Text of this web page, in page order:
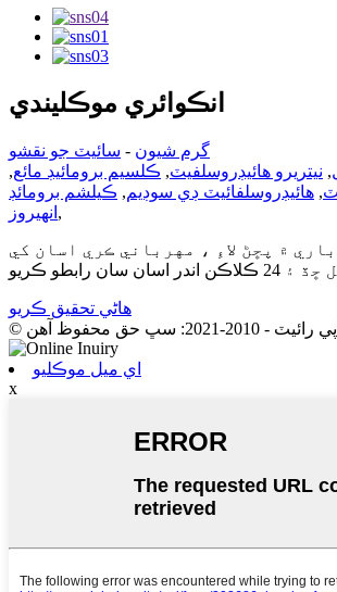
انڪوائري موڪليندي
گرم شيون - سائيٽ جو نقشو
, نيتريرو هائيڊروسلفيٽ, ڪلسيم برومائيڊ مائع,
, هائيڊروسلفائيٽ ڊي سوڊيم, ڪيلشم برومائڊ
انھيروز ,
۾ پڇڻ لاءِ ، مهرباني ڪري اسان کي
هاڻي تحقيق ڪريو
اي ميل موڪليو
x